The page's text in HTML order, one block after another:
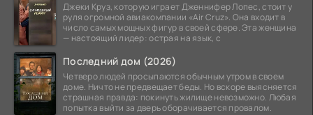
Джеки Круз, которую играет Дженнифер Лопес, стоит у
руля огромной авиакомпании «Air Cruz». Она входит в
число самых мощных фигур в своей сфере. Эта женщина
— настоящий лидер: острая на язык, с
Последний дом (2026)
Четверо людей просыпаются обычным утром в своем
доме. Ничто не предвещает беды. Но вскоре выясняется
страшная правда: покинуть жилище невозможно. Любая
попытка выйти за дверь оборачивается провалом.